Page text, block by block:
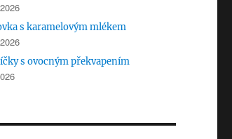
s karamelovým mlékem
s ovocným překvapením